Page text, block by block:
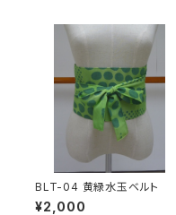
BLT-04 黄緑水玉ベルト
¥2,000